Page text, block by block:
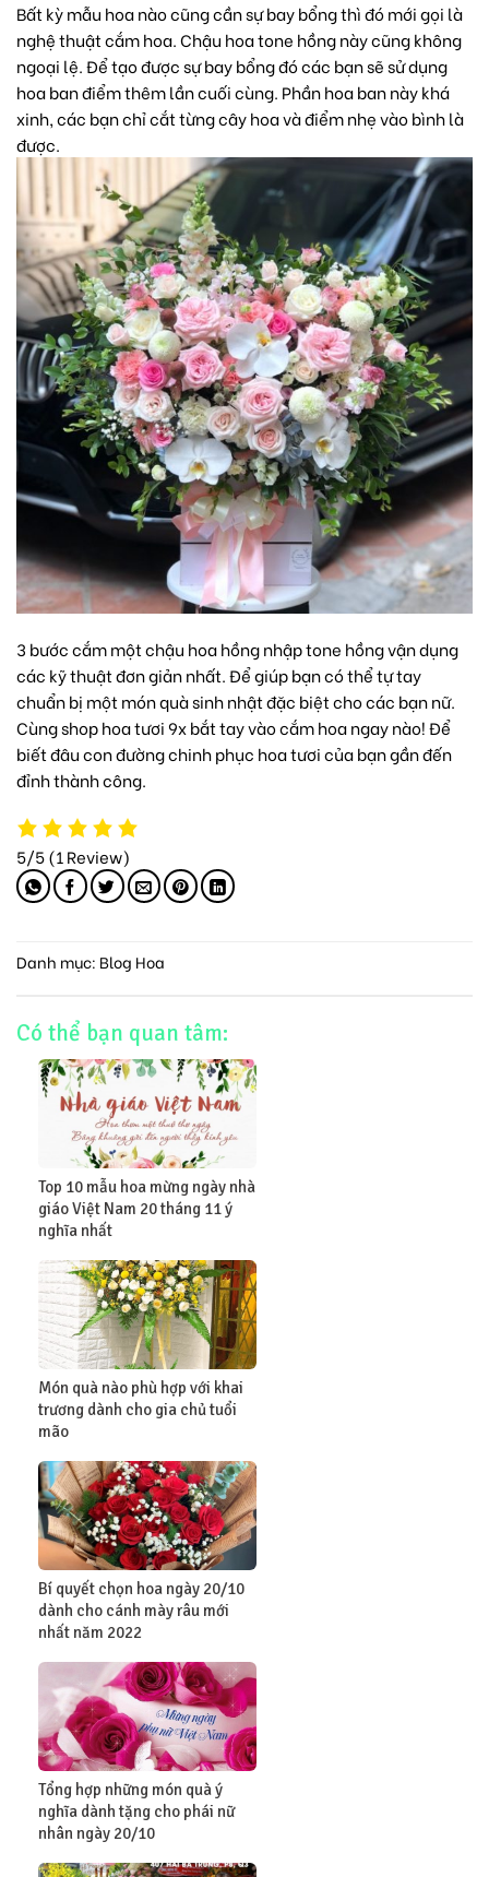
Bất kỳ mẫu hoa nào cũng cần sự bay bổng thì đó mới gọi là
nghệ thuật cắm hoa. Chậu hoa tone hồng này cũng không
ngoại lệ. Để tạo được sự bay bổng đó các bạn sẽ sử dụng
hoa ban điểm thêm lần cuối cùng. Phần hoa ban này khá
xinh, các bạn chỉ cắt từng cây hoa và điểm nhẹ vào bình là
được.
3 bước cắm một chậu hoa hồng nhập tone hồng vận dụng
các kỹ thuật đơn giản nhất. Để giúp bạn có thể tự tay
chuẩn bị một món quà sinh nhật đặc biệt cho các bạn nữ.
Cùngshop hoa tươi 9xbắt tay vào cắm hoa ngay nào! Để
biết đâu con đường chinh phục hoa tươi của bạn gần đến
đỉnh thành công.
5/5(1 Review)
Danh mục: Blog Hoa
Có thể bạn quan tâm:
Top 10 mẫu hoa mừng ngày nhà
giáo Việt Nam 20 tháng 11 ý
nghĩa nhất
Món quà nào phù hợp với khai
trương dành cho gia chủ tuổi
mão
Bí quyết chọn hoa ngày 20/10
dành cho cánh mày râu mới
nhất năm 2022
Tổng hợp những món quà ý
nghĩa dành tặng cho phái nữ
nhân ngày 20/10